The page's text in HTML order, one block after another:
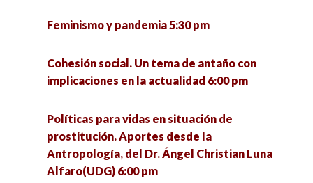
Feminismo y pandemia 5:30 pm
Cohesión social. Un tema de antaño con
implicaciones en la actualidad 6:00 pm
Políticas para vidas en situación de
prostitución. Aportes desde la
Antropología, del Dr. Ángel Christian Luna
Alfaro(UDG) 6:00 pm